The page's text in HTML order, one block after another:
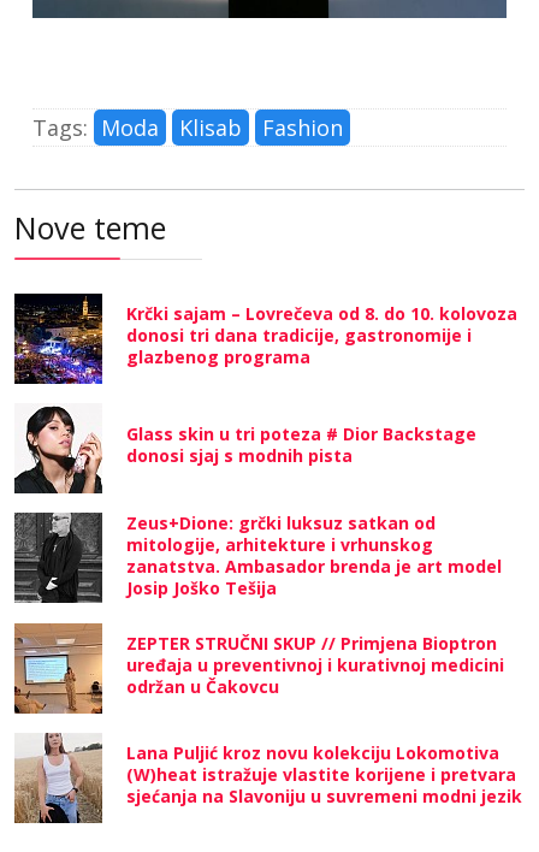
Tags: Moda Klisab Fashion
Nove teme
Krčki sajam – Lovrečeva od 8. do 10. kolovoza
donosi tri dana tradicije, gastronomije i
glazbenog programa
Glass skin u tri poteza # Dior Backstage
donosi sjaj s modnih pista
Zeus+Dione: grčki luksuz satkan od
mitologije, arhitekture i vrhunskog
zanatstva. Ambasador brenda je art model
Josip Joško Tešija
ZEPTER STRUČNI SKUP // Primjena Bioptron
uređaja u preventivnoj i kurativnoj medicini
održan u Čakovcu
Lana Puljić kroz novu kolekciju Lokomotiva
(W)heat istražuje vlastite korijene i pretvara
sjećanja na Slavoniju u suvremeni modni jezik